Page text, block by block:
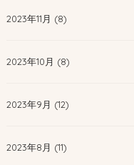
2023年11月 (8)
2023年10月 (8)
2023年9月 (12)
2023年8月 (11)